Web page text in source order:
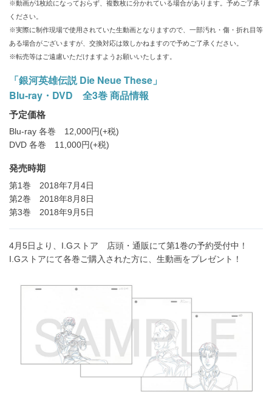
※動画が1枚絵になっておらず、複数枚に分かれている場合があります。予めご了承
ください。
※実際に制作現場で使用されていた生動画となりますので、一部汚れ・傷・折れ目等
ある場合がございますが、交換対応は致しかねますので予めご了承ください。
※転売等はご遠慮いただけますようお願いいたします。
「銀河英雄伝説 Die Neue These」
Blu-ray・DVD 全3巻 商品情報
予定価格
Blu-ray 各巻 12,000円(+税)
DVD 各巻 11,000円(+税)
発売時期
第1巻 2018年7月4日
第2巻 2018年8月8日
第3巻 2018年9月5日
4月5日より、I.Gストア 店頭・通販にて第1巻の予約受付中！
I.Gストアにて各巻ご購入された方に、生動画をプレゼント！